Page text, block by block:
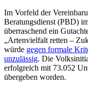
Im Vorfeld der
Beratungsdienst (PBD)
überraschend ein
„Artenvielfalt retten –
würde gegen formale
unzulässig. Die
erfolgreich mit 73.052
übergeben worden.